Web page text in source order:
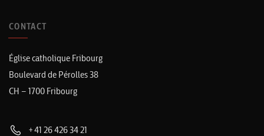
CONTACT
Église catholique Fribourg
Boulevard de Pérolles 38
CH – 1700 Fribourg
+41 26 426 34 21